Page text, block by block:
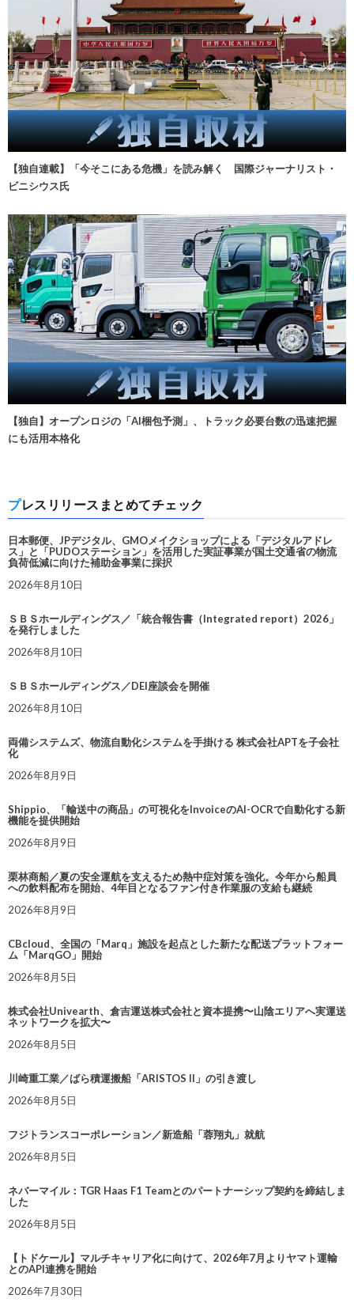
【独自連載】「今そこにある危機」を読み解く 国際ジャーナリスト・
ビニシウス氏
【独自】オープンロジの「AI梱包予測」、トラック必要台数の迅速把握
にも活用本格化
プレスリリースまとめてチェック
日本郵便、JPデジタル、GMOメイクショップによる「デジタルアドレ
ス」と「PUDOステーション」を活用した実証事業が国土交通省の物流
負荷低減に向けた補助金事業に採択
2026年8月10日
ＳＢＳホールディングス／「統合報告書（Integrated report）2026」
を発行しました
2026年8月10日
ＳＢＳホールディングス／DEI座談会を開催
2026年8月10日
両備システムズ、物流自動化システムを手掛ける 株式会社APTを子会社
化
2026年8月9日
Shippio、「輸送中の商品」の可視化をInvoiceのAI-OCRで自動化する新
機能を提供開始
2026年8月9日
栗林商船／夏の安全運航を支えるため熱中症対策を強化。今年から船員
への飲料配布を開始、4年目となるファン付き作業服の支給も継続
2026年8月9日
CBcloud、全国の「Marq」施設を起点とした新たな配送プラットフォー
ム「MarqGO」開始
2026年8月5日
株式会社Univearth、倉吉運送株式会社と資本提携〜山陰エリアへ実運送
ネットワークを拡大〜
2026年8月5日
川崎重工業／ばら積運搬船「ARISTOS II」の引き渡し
2026年8月5日
フジトランスコーポレーション／新造船「蓉翔丸」就航
2026年8月5日
ネバーマイル：TGR Haas F1 Teamとのパートナーシップ契約を締結しま
した
2026年8月5日
【トドケール】マルチキャリア化に向けて、2026年7月よりヤマト運輸
とのAPI連携を開始
2026年7月30日